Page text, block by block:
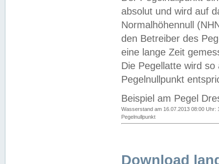
absolut und wird auf
Normalhöhennull
den Betreiber des
eine lange Zeit
Die Pegellatte wird
Pegelnullpunkt
Beispiel am Pegel
Wasserstand am 16.07.2013 08:00 Uhr:
Pegelnullpunkt
Download